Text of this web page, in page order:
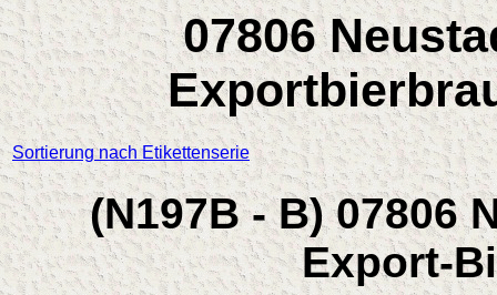
07806
Sortierung nach Etikettenserie
(N197B - B) 07806
Export-